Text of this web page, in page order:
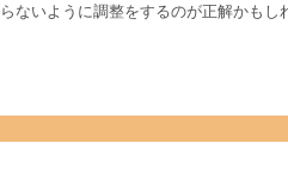
ないように調整をするのが正解かもし